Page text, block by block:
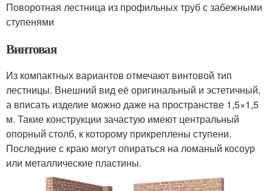
Поворотная лестница из профильных труб с забежными
ступенями
Винтовая
Из компактных вариантов отмечают винтовой тип
лестницы. Внешний вид её оригинальный и эстетичный,
а вписать изделие можно даже на пространстве 1,5×1,5
м. Такие конструкции зачастую имеют центральный
опорный столб, к которому прикреплены ступени.
Последние с краю могут опираться на ломаный косоур
или металлические пластины.